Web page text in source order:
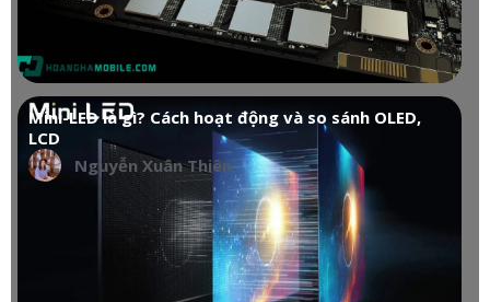
Mini-LED là gì? Cách hoạt động và so sánh OLED,
LCD
Nguyễn Xuân Thiên